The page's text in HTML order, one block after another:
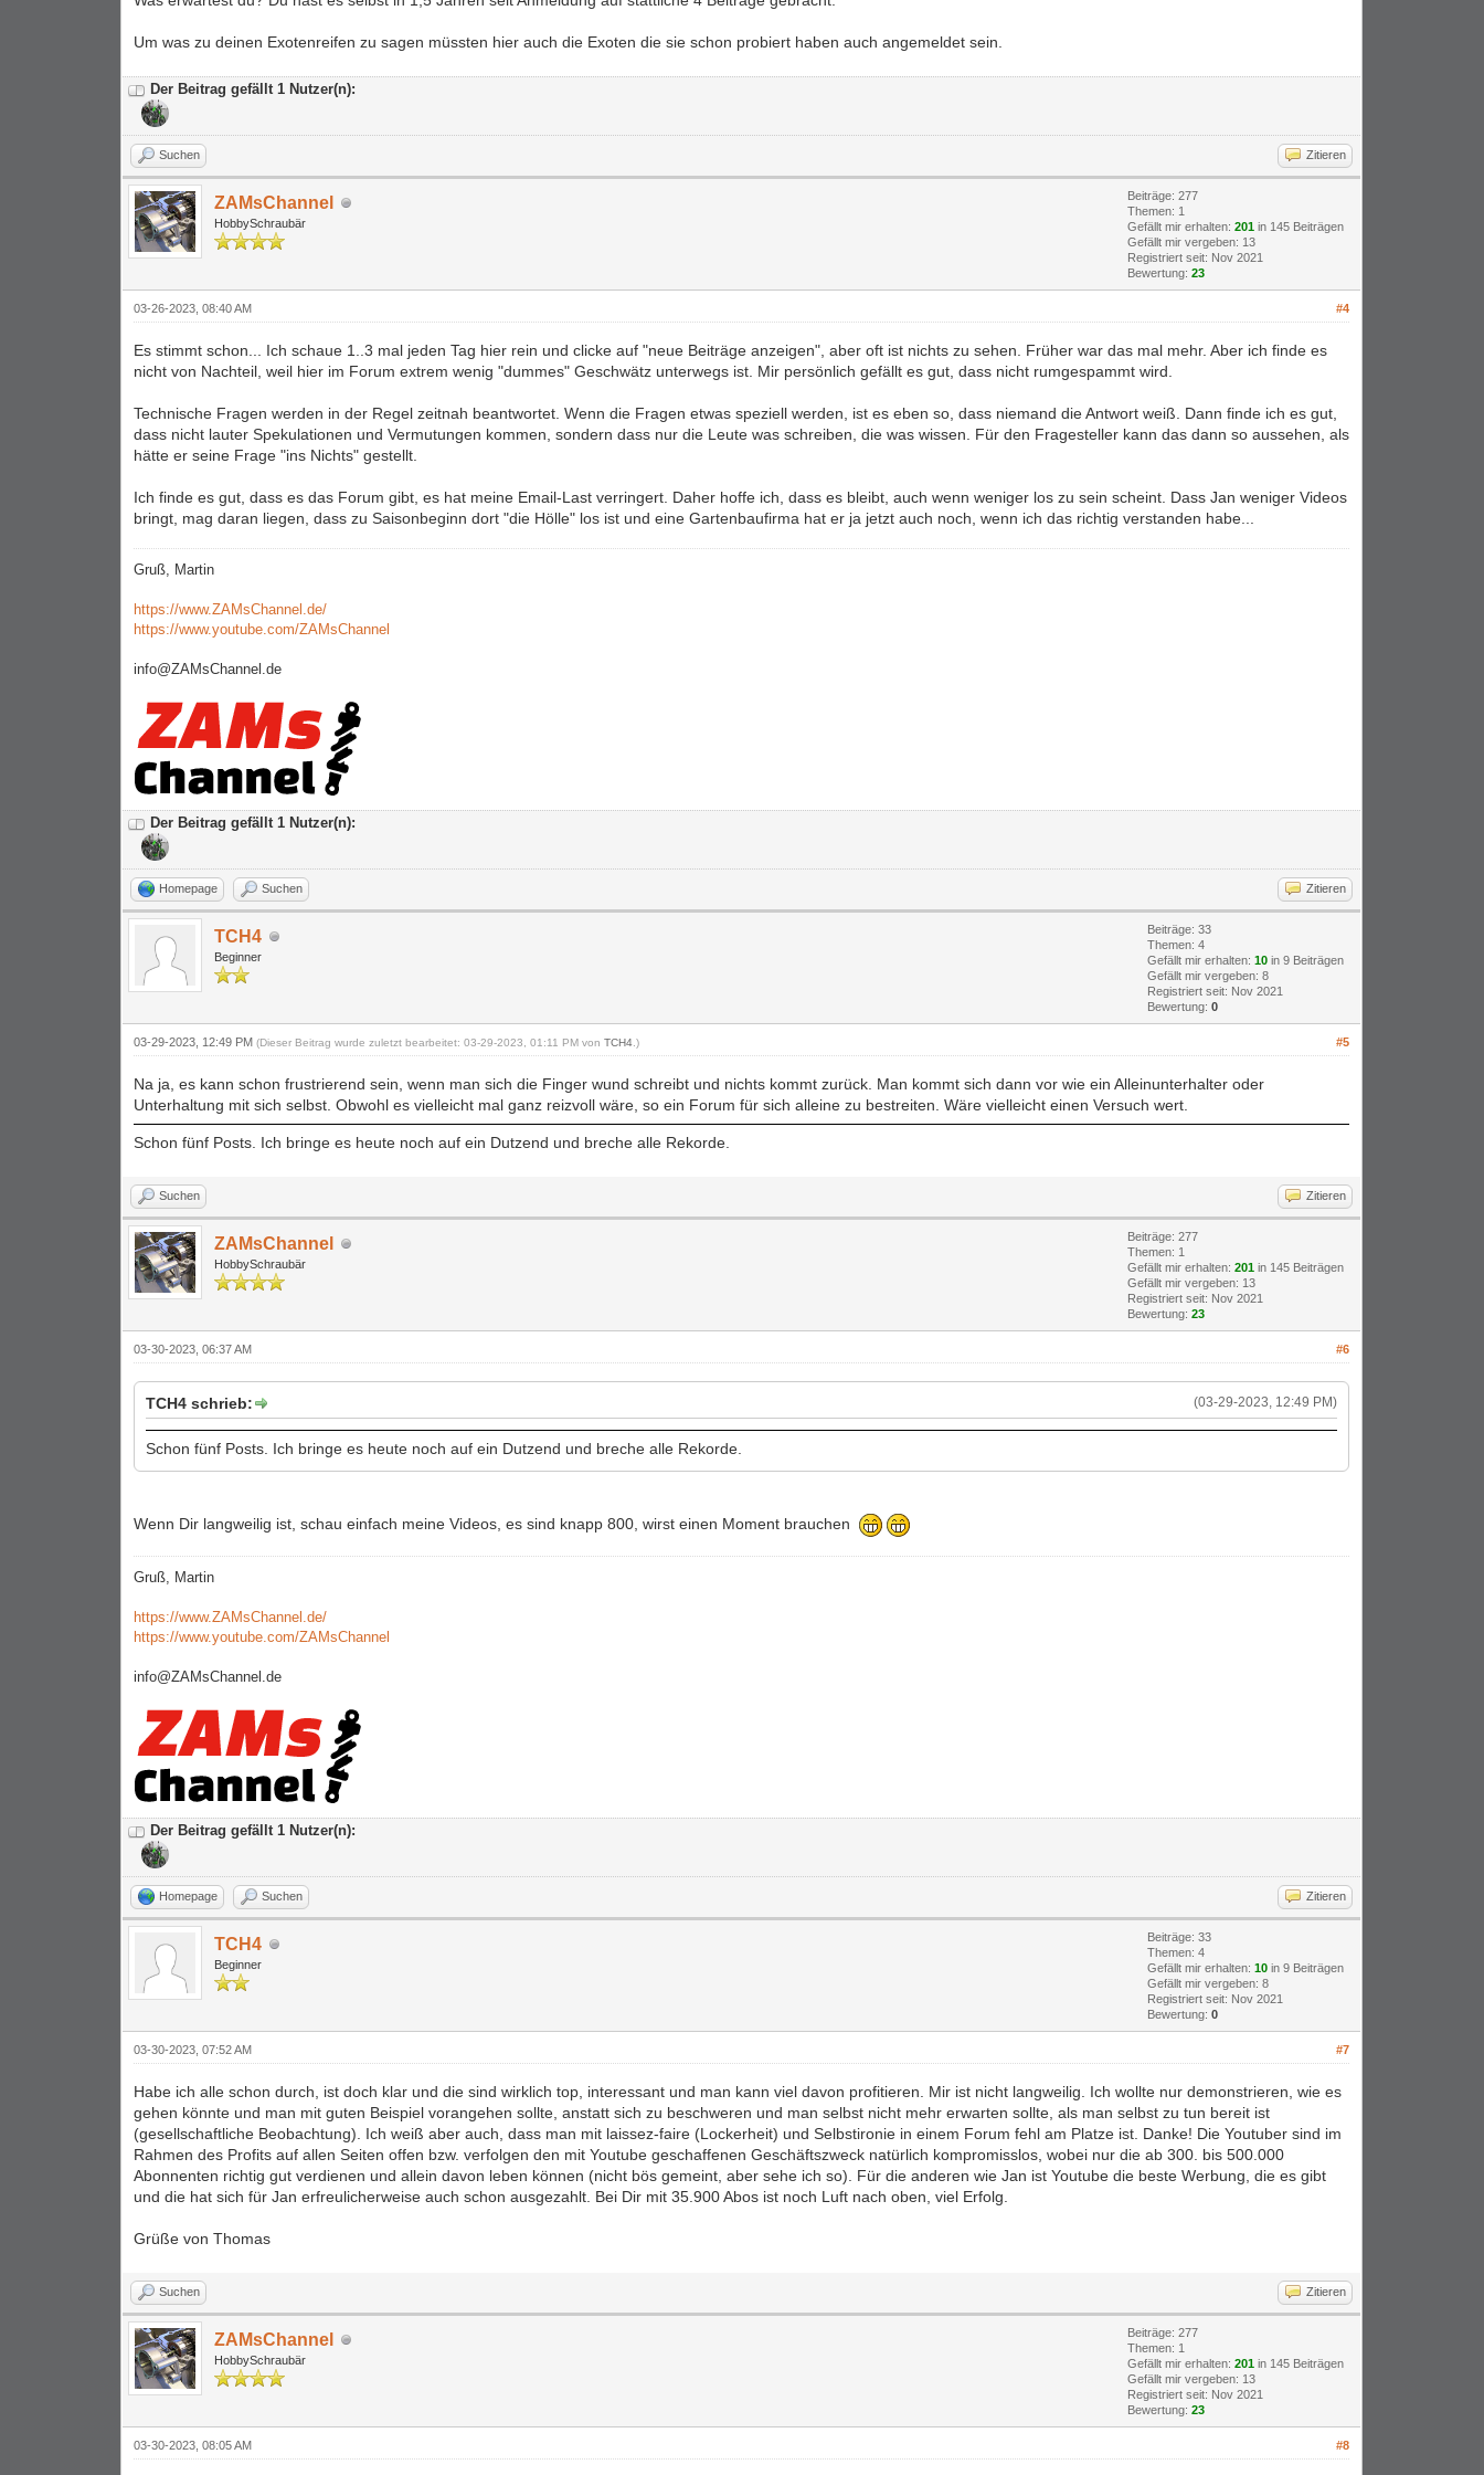
Um was zu deinen Exotenreifen zu sagen müssten hier auch die Exoten die sie schon probiert haben auch angemeldet sein.
Der Beitrag gefällt 1 Nutzer(n):
Suchen Zitieren
ZAMsChannel
HobbySchraubär
Beiträge: 277
Themen: 1
Gefällt mir erhalten:201 in 145 Beiträgen
Gefällt mir vergeben: 13
Registriert seit: Nov 2021
Bewertung:23
#4
03-26-2023, 08:40 AM
Es stimmt schon... Ich schaue 1..3 mal jeden Tag hier rein und clicke auf "neue Beiträge anzeigen", aber oft ist nichts zu sehen. Früher war das mal mehr. Aber ich finde es
nicht von Nachteil, weil hier im Forum extrem wenig "dummes" Geschwätz unterwegs ist. Mir persönlich gefällt es gut, dass nicht rumgespammt wird.
Technische Fragen werden in der Regel zeitnah beantwortet. Wenn die Fragen etwas speziell werden, ist es eben so, dass niemand die Antwort weiß. Dann finde ich es gut,
dass nicht lauter Spekulationen und Vermutungen kommen, sondern dass nur die Leute was schreiben, die was wissen. Für den Fragesteller kann das dann so aussehen, als
hätte er seine Frage "ins Nichts" gestellt.
Ich finde es gut, dass es das Forum gibt, es hat meine Email-Last verringert. Daher hoffe ich, dass es bleibt, auch wenn weniger los zu sein scheint. Dass Jan weniger Videos
bringt, mag daran liegen, dass zu Saisonbeginn dort "die Hölle" los ist und eine Gartenbaufirma hat er ja jetzt auch noch, wenn ich das richtig verstanden habe...
Gruß, Martin
https://www.ZAMsChannel.de/
https://www.youtube.com/ZAMsChannel
info@ZAMsChannel.de
Der Beitrag gefällt 1 Nutzer(n):
Homepage Suchen Zitieren
TCH4
Beginner
Beiträge: 33
Themen: 4
Gefällt mir erhalten:10 in 9 Beiträgen
Gefällt mir vergeben: 8
Registriert seit: Nov 2021
Bewertung:0
#5
03-29-2023, 12:49 PM(Dieser Beitrag wurde zuletzt bearbeitet: 03-29-2023, 01:11 PM vonTCH4 .)
Na ja, es kann schon frustrierend sein, wenn man sich die Finger wund schreibt und nichts kommt zurück. Man kommt sich dann vor wie ein Alleinunterhalter oder
Unterhaltung mit sich selbst. Obwohl es vielleicht mal ganz reizvoll wäre, so ein Forum für sich alleine zu bestreiten. Wäre vielleicht einen Versuch wert.
Schon fünf Posts. Ich bringe es heute noch auf ein Dutzend und breche alle Rekorde.
Suchen Zitieren
ZAMsChannel
HobbySchraubär
Beiträge: 277
Themen: 1
Gefällt mir erhalten:201 in 145 Beiträgen
Gefällt mir vergeben: 13
Registriert seit: Nov 2021
Bewertung:23
#6
03-30-2023, 06:37 AM
(03-29-2023, 12:49 PM)
TCH4 schrieb:
Schon fünf Posts. Ich bringe es heute noch auf ein Dutzend und breche alle Rekorde.
Wenn Dir langweilig ist, schau einfach meine Videos, es sind knapp 800, wirst einen Moment brauchen
Gruß, Martin
https://www.ZAMsChannel.de/
https://www.youtube.com/ZAMsChannel
info@ZAMsChannel.de
Der Beitrag gefällt 1 Nutzer(n):
Homepage Suchen Zitieren
TCH4
Beginner
Beiträge: 33
Themen: 4
Gefällt mir erhalten:10 in 9 Beiträgen
Gefällt mir vergeben: 8
Registriert seit: Nov 2021
Bewertung:0
#7
03-30-2023, 07:52 AM
Habe ich alle schon durch, ist doch klar und die sind wirklich top, interessant und man kann viel davon profitieren. Mir ist nicht langweilig. Ich wollte nur demonstrieren, wie es
gehen könnte und man mit guten Beispiel vorangehen sollte, anstatt sich zu beschweren und man selbst nicht mehr erwarten sollte, als man selbst zu tun bereit ist
(gesellschaftliche Beobachtung). Ich weiß aber auch, dass man mit laissez-faire (Lockerheit) und Selbstironie in einem Forum fehl am Platze ist. Danke! Die Youtuber sind im
Rahmen des Profits auf allen Seiten offen bzw. verfolgen den mit Youtube geschaffenen Geschäftszweck natürlich kompromisslos, wobei nur die ab 300. bis 500.000
Abonnenten richtig gut verdienen und allein davon leben können (nicht bös gemeint, aber sehe ich so). Für die anderen wie Jan ist Youtube die beste Werbung, die es gibt
und die hat sich für Jan erfreulicherweise auch schon ausgezahlt. Bei Dir mit 35.900 Abos ist noch Luft nach oben, viel Erfolg.
Grüße von Thomas
Suchen Zitieren
ZAMsChannel
HobbySchraubär
Beiträge: 277
Themen: 1
Gefällt mir erhalten:201 in 145 Beiträgen
Gefällt mir vergeben: 13
Registriert seit: Nov 2021
Bewertung:23
#8
03-30-2023, 08:05 AM